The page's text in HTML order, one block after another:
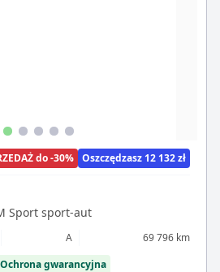
do -30% Oszczędzasz 12 132 zł
Sport sport-aut
A
69 796 km
Ochrona gwarancyjna